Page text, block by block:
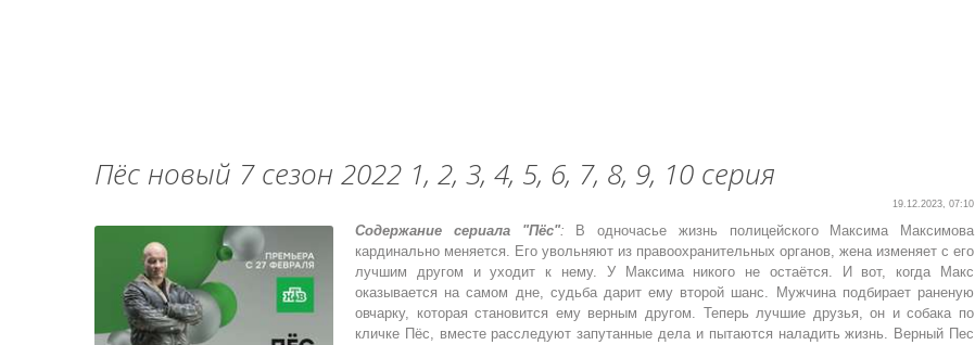
Пёс новый 7 сезон 2022 1, 2, 3, 4, 5, 6, 7, 8, 9, 10 серия
19.12.2023, 07:10
Содержание сериала "Пёс": В одночасье жизнь полицейского Максима Максимова
кардинально меняется. Его увольняют из правоохранительных органов, жена изменяет с его
лучшим другом и уходит к нему. У Максима никого не остаётся. И вот, когда Макс
оказывается на самом дне, судьба дарит ему второй шанс. Мужчина подбирает раненую
овчарку, которая становится ему верным другом. Теперь лучшие друзья, он и собака по
кличке Пёс, вместе расследуют запутанные дела и пытаются наладить жизнь. Верный Пес